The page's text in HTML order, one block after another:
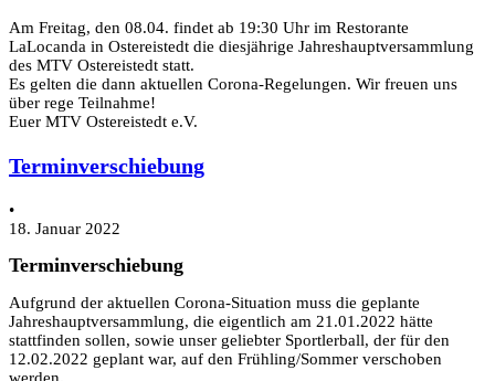
Am Freitag, den 08.04. findet ab 19:30 Uhr im Restorante
LaLocanda in Ostereistedt die diesjährige Jahreshauptversammlung
des MTV Ostereistedt statt.
Es gelten die dann aktuellen Corona-Regelungen. Wir freuen uns
über rege Teilnahme!
Euer MTV Ostereistedt e.V.
Terminverschiebung
•
18. Januar 2022
Terminverschiebung
Aufgrund der aktuellen Corona-Situation muss die geplante
Jahreshauptversammlung, die eigentlich am 21.01.2022 hätte
stattfinden sollen, sowie unser geliebter Sportlerball, der für den
12.02.2022 geplant war, auf den Frühling/Sommer verschoben